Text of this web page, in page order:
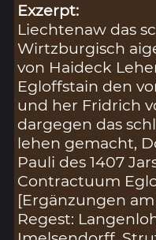
Exzerpt:
Liechtenaw das
Wirtzburgisch
von Haideck
Egloffstain den
und her Fridrich
dargegen das
lehen gemacht,
Pauli des 1407
Contractuum
[Ergänzungen
Regest: